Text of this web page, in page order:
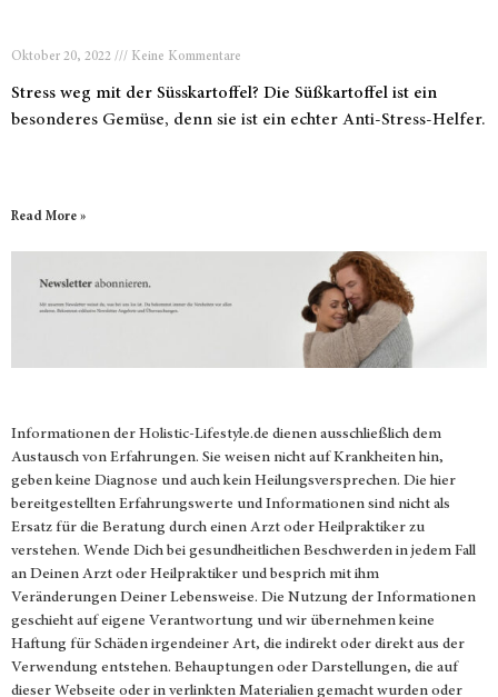
Oktober 20, 2022 Keine Kommentare
Stress weg mit der Süsskartoffel? Die Süßkartoffel ist ein
besonderes Gemüse, denn sie ist ein echter Anti-Stress-Helfer.
Read More »
Informationen der Holistic-Lifestyle.de dienen ausschließlich dem
Austausch von Erfahrungen. Sie weisen nicht auf Krankheiten hin,
geben keine Diagnose und auch kein Heilungsversprechen. Die hier
bereitgestellten Erfahrungswerte und Informationen sind nicht als
Ersatz für die Beratung durch einen Arzt oder Heilpraktiker zu
verstehen. Wende Dich bei gesundheitlichen Beschwerden in jedem Fall
an Deinen Arzt oder Heilpraktiker und besprich mit ihm
Veränderungen Deiner Lebensweise. Die Nutzung der Informationen
geschieht auf eigene Verantwortung und wir übernehmen keine
Haftung für Schäden irgendeiner Art, die indirekt oder direkt aus der
Verwendung entstehen. Behauptungen oder Darstellungen, die auf
dieser Webseite oder in verlinkten Materialien gemacht wurden oder